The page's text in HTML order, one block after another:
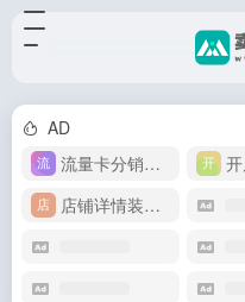
AD
流量卡分销代理
店铺详情装修模版